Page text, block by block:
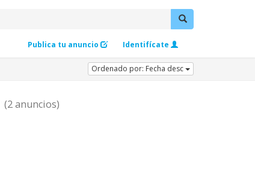
Publica tu anuncio Identifícate
Ordenado por: Fecha desc
(2 anuncios)